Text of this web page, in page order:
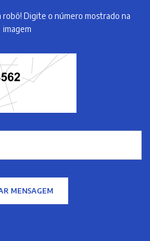
Digite o número mostrado na
imagem
MENSAGEM